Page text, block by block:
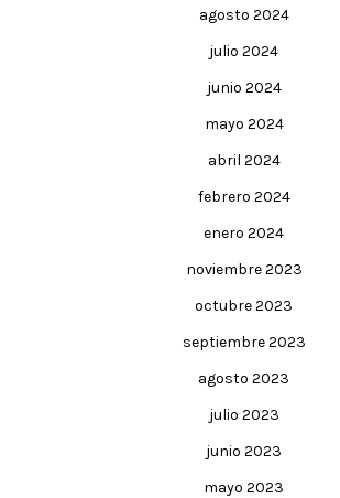
agosto 2024
julio 2024
junio 2024
mayo 2024
abril 2024
febrero 2024
enero 2024
noviembre 2023
octubre 2023
septiembre 2023
agosto 2023
julio 2023
junio 2023
mayo 2023